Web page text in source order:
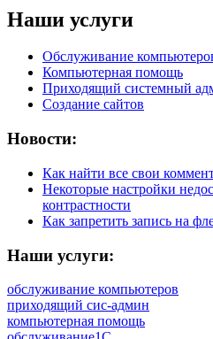
Наши услуги
Обслуживание
Компьютерная помощь
Приходящий системный
Создание сайтов
Новости:
Как найти все свои
Некоторые настройки
контрастности
Как запретить запись на
Наши услуги:
обслуживание компьютеров
приходящий сис-админ
компьютерная помощь